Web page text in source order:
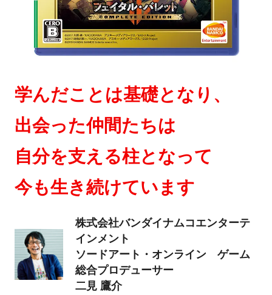
学んだことは基礎となり、
出会った仲間たちは
自分を支える柱となって
今も生き続けています
株式会社バンダイナムコエンターテ
インメント
ソードアート・オンライン ゲーム
総合プロデューサー
二見 鷹介